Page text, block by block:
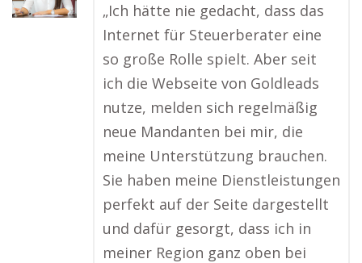
„Ich hätte nie gedacht, dass das
Internet für Steuerberater eine
so große Rolle spielt. Aber seit
ich die Webseite von Goldleads
nutze, melden sich regelmäßig
neue Mandanten bei mir, die
meine Unterstützung brauchen.
Sie haben meine Dienstleistungen
perfekt auf der Seite dargestellt
und dafür gesorgt, dass ich in
meiner Region ganz oben bei